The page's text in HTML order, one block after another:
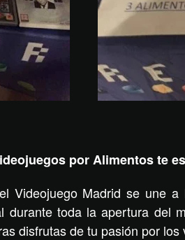
por Alimentos te
Videojuego Madrid se une
durante toda la apertura del
disfrutas de tu pasión por los